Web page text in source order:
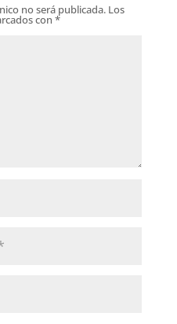
no será publicada. Los
con *